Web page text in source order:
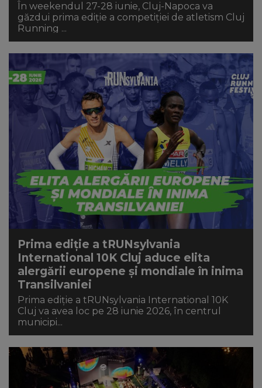
În weekendul 27-28 iunie, Cluj-Napoca va
găzdui prima ediție a competiției de atletism Cluj
Running ...
Prima ediție a tRUNsylvania
International 10K Cluj aduce elita
alergării europene și mondiale în inima
Transilvaniei
Prima ediție a tRUNsylvania International 10K
Cluj va avea loc pe 28 iunie 2026, în centrul
municipi...